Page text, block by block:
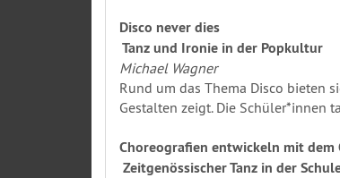
Disco never dies
Tanz und Ironie in der Popkultur
Michael Wagner
Rund um das Thema Disco bieten
Gestalten zeigt. Die Schüler*innen
Choreografien entwickeln mit dem
Zeitgenössischer Tanz in der